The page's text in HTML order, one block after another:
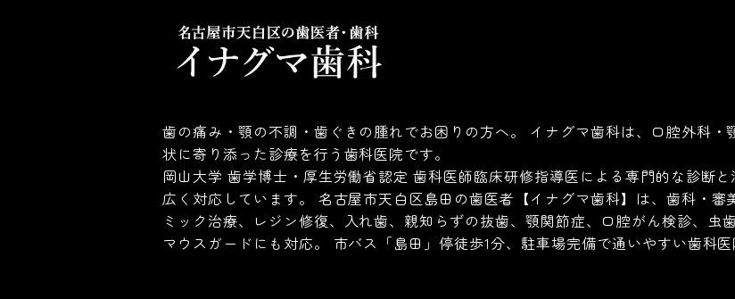
歯の痛み・顎の不調・歯ぐきの腫れでお困りの方へ。 イナグマ歯科は、口腔外科
状に寄り添った診療を行う歯科医院です。
岡山大学 歯学博士・厚生労働省認定 歯科医師臨床研修指導医による専門的な診断
広く対応しています。 名古屋市天白区島田の歯医者【イナグマ歯科】は、歯科・審
ミック治療、レジン修復、入れ歯、親知らずの抜歯、顎関節症、口腔がん検診、虫
マウスガードにも対応。 市バス「島田」停徒歩1分、駐車場完備で通いやすい歯科医